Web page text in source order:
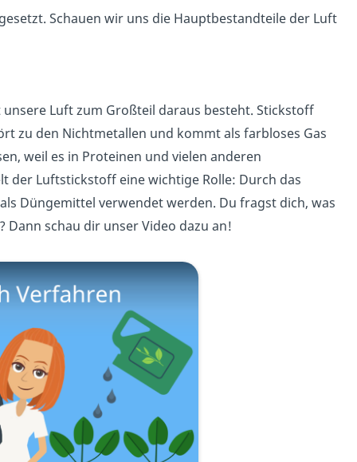
Schauen wir uns die Hauptbestandteile der Luft
Luft zum Großteil daraus besteht. Stickstoff
zu den Nichtmetallen und kommt als farbloses Gas
weil es in Proteinen und vielen anderen
Luftstickstoff eine wichtige Rolle: Durch das
Düngemittel verwendet werden. Du fragst dich, was
Dann schau dir unser Video dazu an!